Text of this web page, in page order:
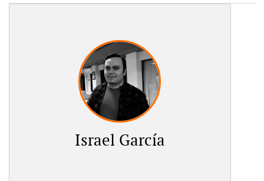
Israel García